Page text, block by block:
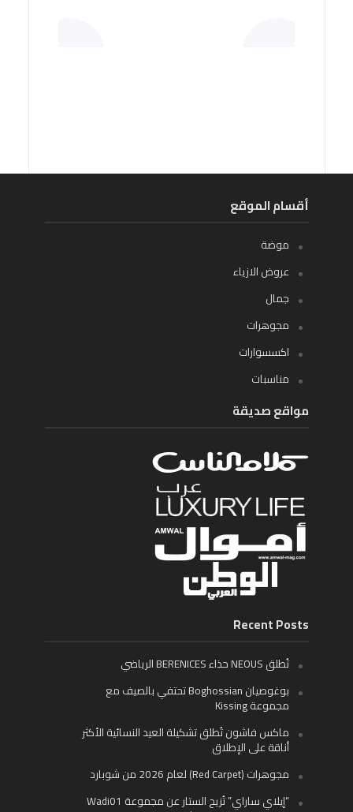
أقسام الموقع
موضة
عروض الازياء
جمال
مجوهرات
اكسسوارات
مناسبات
مواقع صديقة
Recent Posts
تُطلق NEOUS حذاء BERENICES الرياضي
بوغوصيان Boghossian تحتفي بالصيف مع
مجموعة Kissing
ماكس فاشون تُطلق تشكيلة العيد النسائية الأكثر
أناقة على الإطلاق
مجوهرات (Red Carpet) لعام 2026 من شوبارد
“إيلاي ساراي” تُزيح الستار عن مجموعة Wadi01